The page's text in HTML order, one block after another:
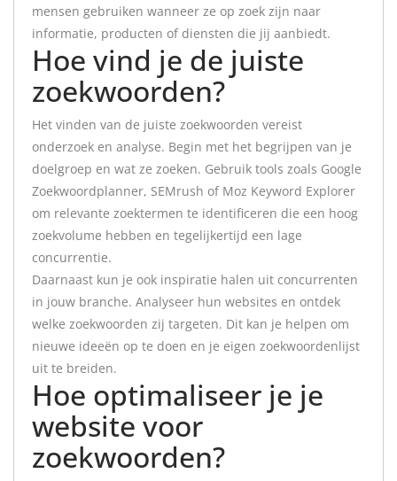
mensen gebruiken wanneer ze op zoek zijn naar
informatie, producten of diensten die jij aanbiedt.
Hoe vind je de juiste
zoekwoorden?
Het vinden van de juiste zoekwoorden vereist
onderzoek en analyse. Begin met het begrijpen van je
doelgroep en wat ze zoeken. Gebruik tools zoals Google
Zoekwoordplanner, SEMrush of Moz Keyword Explorer
om relevante zoektermen te identificeren die een hoog
zoekvolume hebben en tegelijkertijd een lage
concurrentie.
Daarnaast kun je ook inspiratie halen uit concurrenten
in jouw branche. Analyseer hun websites en ontdek
welke zoekwoorden zij targeten. Dit kan je helpen om
nieuwe ideeën op te doen en je eigen zoekwoordenlijst
uit te breiden.
Hoe optimaliseer je je
website voor
zoekwoorden?